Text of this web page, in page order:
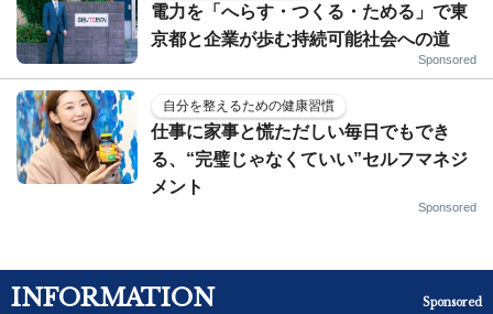
電力を「へらす・つくる・ためる」で東
京都と企業が歩む持続可能社会への道
Sponsored
自分を整えるための健康習慣
仕事に家事と慌ただしい毎日でもでき
る、“完璧じゃなくていい”セルフマネジ
メント
Sponsored
INFORMATION Sponsored